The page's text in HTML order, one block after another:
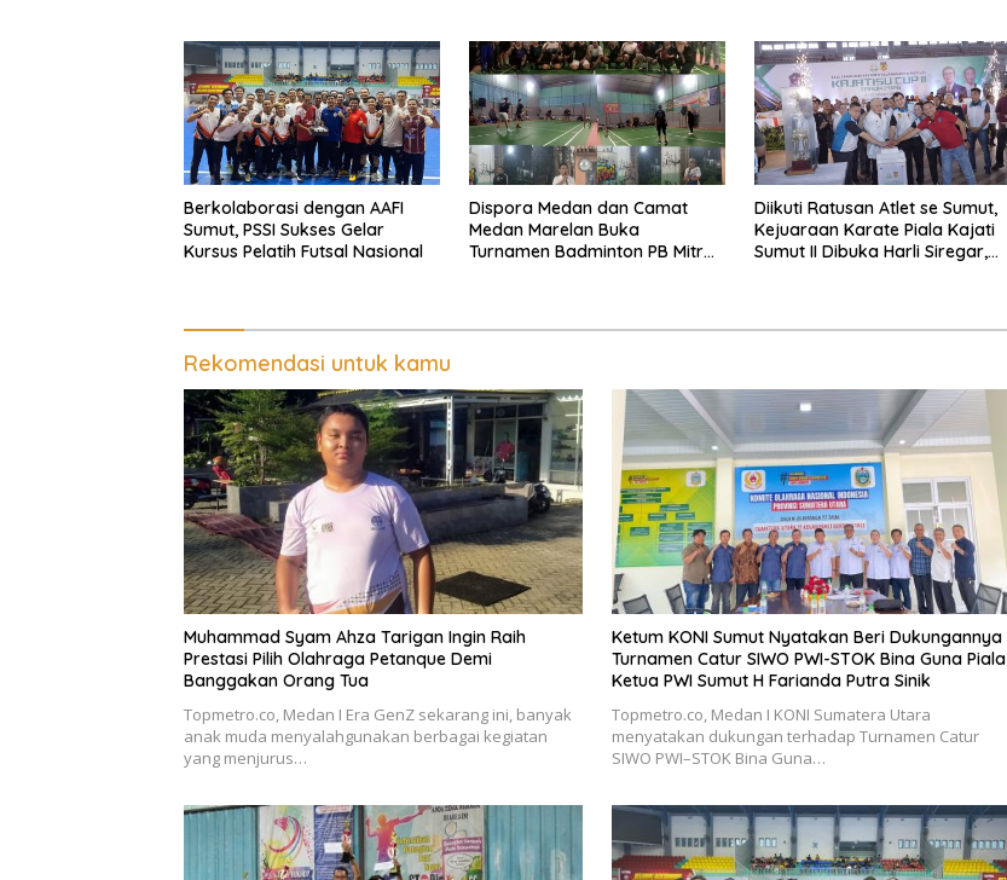
Narkoba dan Judi Online
Berkolaborasi dengan AAFI
Sumut, PSSI Sukses Gelar
Kursus Pelatih Futsal Nasional
Dispora Medan dan Camat
Medan Marelan Buka
Turnamen Badminton PB Mitra
Diikuti Ratusan Atlet se Sumut,
Kejuaraan Karate Piala Kajati
Sumut II Dibuka Harli Siregar,
Rekomendasi untuk kamu
Muhammad Syam Ahza Tarigan Ingin Raih
Prestasi Pilih Olahraga Petanque Demi
Banggakan Orang Tua
Topmetro.co, Medan I Era GenZ sekarang ini, banyak
anak muda menyalahgunakan berbagai kegiatan
yang menjurus…
Ketum KONI Sumut Nyatakan Beri Dukungannya
Turnamen Catur SIWO PWI-STOK Bina Guna Piala
Ketua PWI Sumut H Farianda Putra Sinik
Topmetro.co, Medan I KONI Sumatera Utara
menyatakan dukungan terhadap Turnamen Catur
SIWO PWI–STOK Bina Guna…